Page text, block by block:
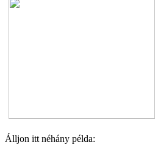
Álljon itt néhány példa: